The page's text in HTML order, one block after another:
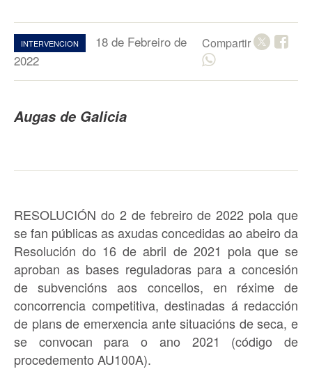
INTERVENCION
18 de Febreiro de
2022
Compartir
Augas de Galicia
RESOLUCIÓN do 2 de febreiro de 2022 pola que
se fan públicas asaxudas concedidasao abeiro da
Resolución do 16 de abril de 2021 pola que se
aproban as bases reguladoras para a concesión
de subvencións aos concellos, en réxime de
concorrencia competitiva, destinadas á redacción
de plans de emerxencia ante situacións de seca, e
se convocan para o ano 2021 (código de
procedemento AU100A).